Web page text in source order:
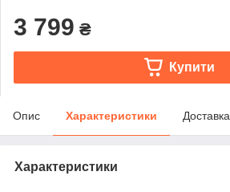
3 799 ₴
Купити
Опис Характеристики Доставка
Характеристики